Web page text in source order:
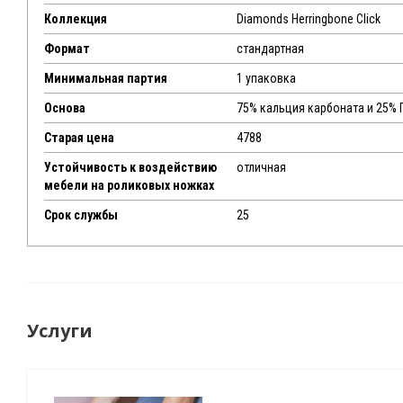
Коллекция Diamonds Herringbone Click
Формат стандартная
Минимальная партия 1 упаковка
Основа 75% кальция карбоната и 25%
Старая цена 4788
Устойчивость к воздействию
мебели на роликовых ножках
отличная
Срок службы 25
Услуги